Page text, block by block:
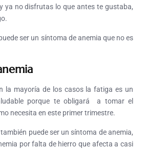
ya no disfrutas lo que antes te gustaba,
ser un síntoma de anemia que no es
la mayoría de los casos la fatiga es un
porque te obligará a tomar el
necesita en este primer trimestre.
puede ser un síntoma de anemia,
por falta de hierro que afecta a casi